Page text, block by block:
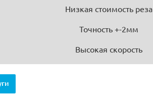
Низкая стоимость реза
Точность +-2мм
Высокая скорость